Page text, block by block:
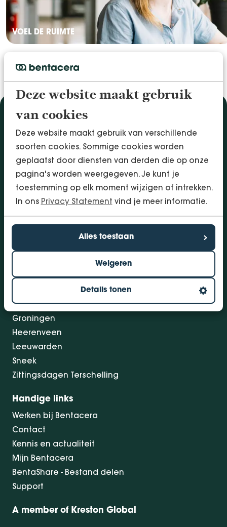
Deze website maakt gebruik
van cookies
Deze website maakt gebruik van verschillende
soorten cookies. Sommige cookies worden
geplaatst door diensten van derden die op onze
pagina's worden weergegeven. Je kunt je
toestemming op elk moment wijzigen of intrekken.
In ons Privacy Statement vind je meer informatie.
Alles toestaan
Weigeren
Details tonen
VOEL DE RUIMTE
Diensten
Accountancy & Administratie
Audit & Assurance
Arbo & Verzuim
Bedrijfsadvies
Belastingadvies
Financieringen
Bolsward
Drachten
Groningen
Heerenveen
Leeuwarden
Sneek
Zittingsdagen Terschelling
Handige links
Werken bij Bentacera
Contact
Kennis en actualiteit
Mijn Bentacera
BentaShare - Bestand delen
Support
A member of Kreston Global